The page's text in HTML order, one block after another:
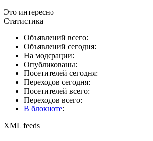
Это интересно
Статистика
Объявлений всего:
Объявлений сегодня:
На модерации:
Опубликованы:
Посетителей сегодня:
Переходов сегодня:
Посетителей всего:
Переходов всего:
В блокноте:
XML feeds